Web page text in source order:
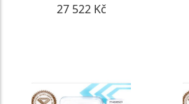
27 522 Kč